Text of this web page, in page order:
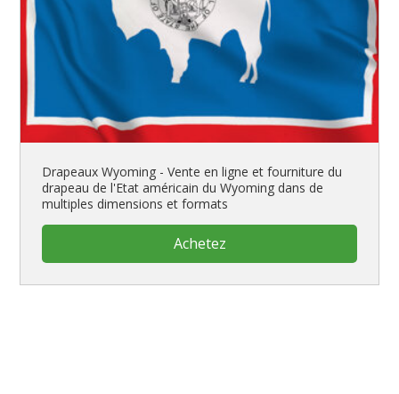
Drapeaux Wyoming - Vente en ligne et fourniture du
drapeau de l'Etat américain du Wyoming dans de
multiples dimensions et formats
Achetez